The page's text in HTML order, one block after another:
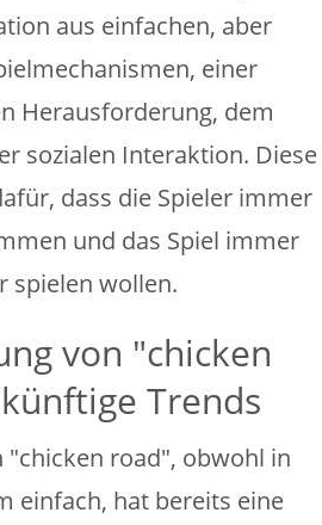
aus einfachen, aber
einer
Herausforderung, dem
sozialen Interaktion. Diese
dass die Spieler immer
und das Spiel immer
spielen wollen.
von "chicken
Trends
"chicken road", obwohl in
einfach, hat bereits eine